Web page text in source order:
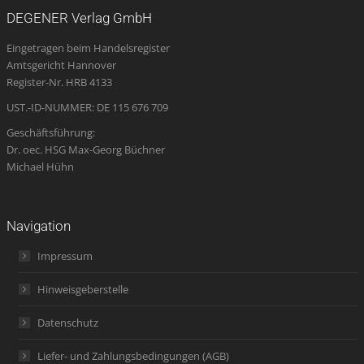
new
window
new
window
new
window
opens
in
new
new
DEGENER Verlag GmbH
Eingetragen beim Handelsregister
Amtsgericht Hannover
Register-Nr. HRB 4133
UST.-ID-NUMMER: DE 115 676 709
Geschäftsführung:
Dr. oec. HSG Max-Georg Büchner
Michael Hühn
Navigation
Impressum
Hinweisgeberstelle
Datenschutz
Liefer- und Zahlungsbedingungen (AGB)